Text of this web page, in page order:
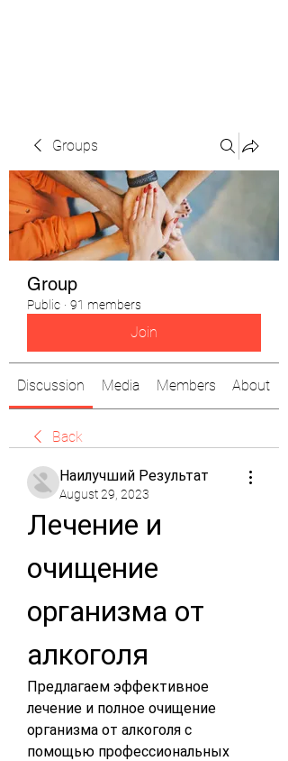
Groups
Group
Public · 91 members
Join
Discussion Media Members About
Back
Наилучший Результат
August 29, 2023
Лечение и
очищение
организма от
алкоголя
Предлагаем эффективное
лечение и полное очищение
организма от алкоголя с
помощью профессиональных